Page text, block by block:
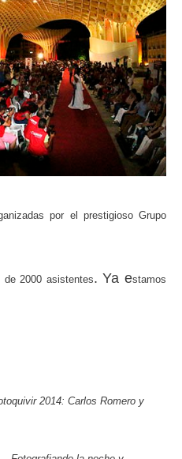
por el prestigioso Grupo
2000 asistentes. Ya estamos
2014: Carlos Romero y